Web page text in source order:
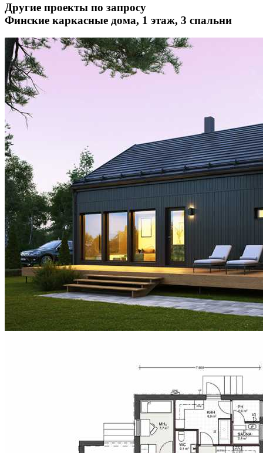
Другие проекты по запросу
Финские каркасные дома, 1 этаж, 3 спальни